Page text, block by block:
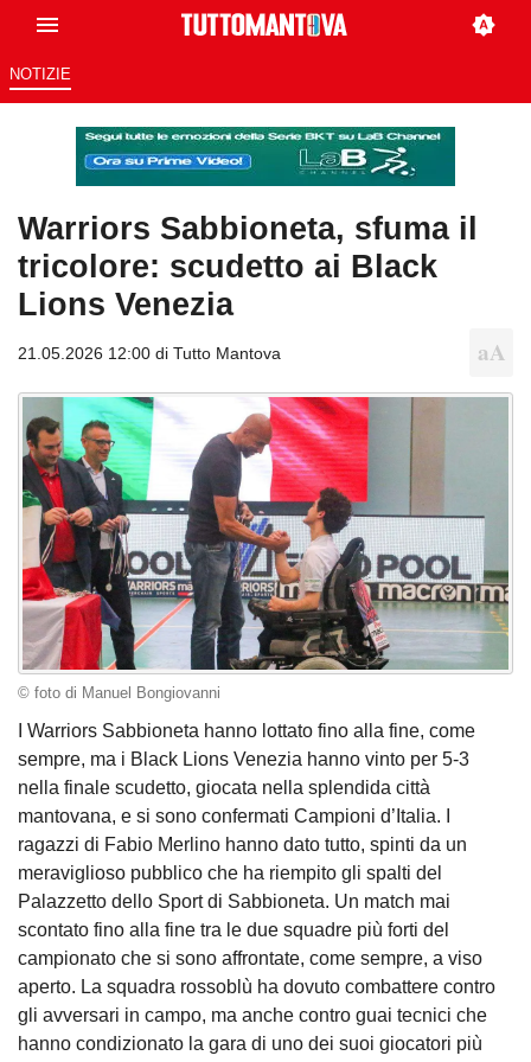
NOTIZIE
Warriors Sabbioneta, sfuma il
tricolore: scudetto ai Black
Lions Venezia
21.05.2026 12:00 di Tutto Mantova
© foto di Manuel Bongiovanni
I Warriors Sabbioneta hanno lottato fino alla fine, come
sempre, ma i Black Lions Venezia hanno vinto per 5-3
nella finale scudetto, giocata nella splendida città
mantovana, e si sono confermati Campioni d’Italia. I
ragazzi di Fabio Merlino hanno dato tutto, spinti da un
meraviglioso pubblico che ha riempito gli spalti del
Palazzetto dello Sport di Sabbioneta. Un match mai
scontato fino alla fine tra le due squadre più forti del
campionato che si sono affrontate, come sempre, a viso
aperto. La squadra rossoblù ha dovuto combattere contro
gli avversari in campo, ma anche contro guai tecnici che
hanno condizionato la gara di uno dei suoi giocatori più